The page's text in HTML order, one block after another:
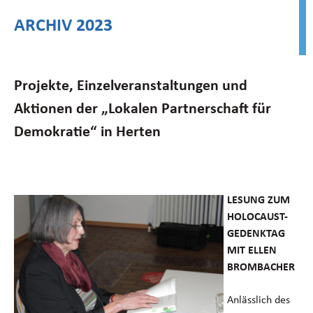
ARCHIV 2023
Projekte, Einzelveranstaltungen und
Aktionen der „Lokalen Partnerschaft für
Demokratie“ in Herten
LESUNG ZUM
HOLOCAUST-
GEDENKTAG
MIT ELLEN
BROMBACHER
Anlässlich des